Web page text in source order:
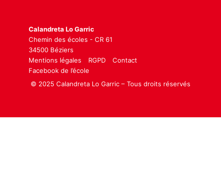
Calandreta Lo Garric
Chemin des écoles - CR 61
34500 Béziers
Mentions légales
RGPD
Contact
Facebook de l’école
© 2025 Calandreta Lo Garric – Tous droits réservés